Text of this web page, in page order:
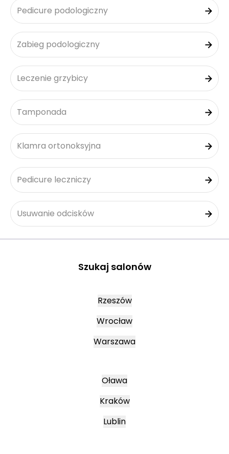
Pedicure podologiczny
Zabieg podologiczny
Leczenie grzybicy
Tamponada
Klamra ortonoksyjna
Pedicure leczniczy
Usuwanie odcisków
Szukaj salonów
Rzeszów
Wrocław
Warszawa
Oława
Kraków
Lublin